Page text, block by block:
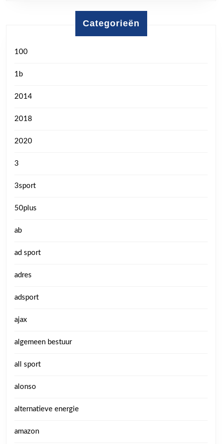
Categorieën
100
1b
2014
2018
2020
3
3sport
50plus
ab
ad sport
adres
adsport
ajax
algemeen bestuur
all sport
alonso
alternatieve energie
amazon